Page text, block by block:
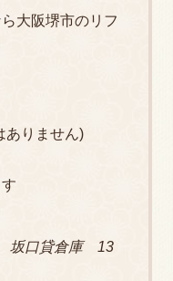
大阪堺市のリフ
ありません)
坂口貸倉庫 13